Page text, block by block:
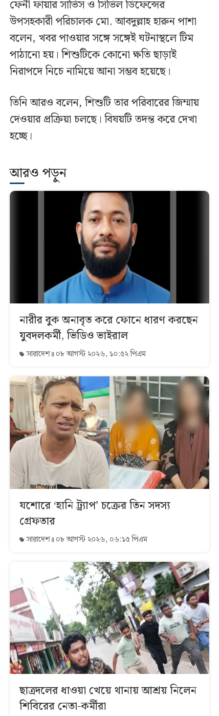
ফেনী ফায়ার সার্ভিস ও সিভিল ডিফেন্সের
উপসহকারী পরিচালক মো. আবদুল্লাহ হারুন পাশা
বলেন, খবর পাওয়ার সঙ্গে সঙ্গেই ঘটনাস্থলে টিম
পাঠানো হয়। শিশুটিকে কোনো ক্ষতি ছাড়াই
নিরাপদে নিচে নামিয়ে আনা সম্ভব হয়েছে।
তিনি আরও বলেন, শিশুটি তার পরিবারের জিম্মায়
দেওয়ার প্রক্রিয়া চলছে। বিষয়টি তদন্ত করে দেখা
হচ্ছে।
আরও পড়ুন
নারীর বুক অনাবৃত করে ফোনে ধারণ করছেন
যুবদলকর্মী, ভিডিও ভাইরাল
সারাদেশ ০৮ আগস্ট ২০২৬, ১০:৫২ পিএম
যশোরে ‘হানি ট্র্যাপ’ চক্রের তিন সদস্য
গ্রেফতার
সারাদেশ ০৮ আগস্ট ২০২৬, ০৬:১৫ পিএম
ছাত্রদলের ধাওয়া খেয়ে থানায় আশ্রয় নিলেন
শিবিরের নেতা-কর্মীরা